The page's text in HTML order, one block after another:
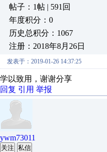
帖子：1帖 | 591回
年度积分：0
历史总积分：1067
注册：2018年8月26日
发表于：2019-01-26 14:37:25
学以致用，谢谢分享
回复 引用 举报
ywm73011
关注 私信